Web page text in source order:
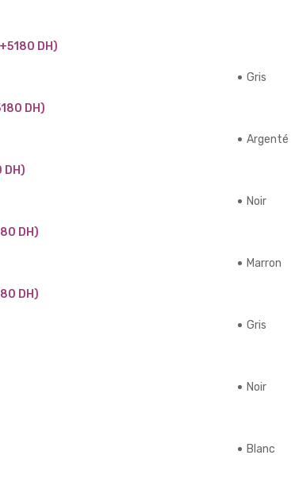
DH)
Gris
DH)
Argenté
DH)
Noir
DH)
Marron
DH)
Gris
Noir
Blanc